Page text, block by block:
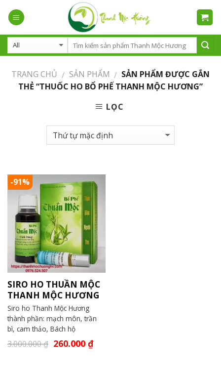
TRANG CHỦ / SẢN PHẨM / SẢN PHẨM ĐƯỢC GẮN
THẺ “THUỐC HO BỔ PHẾ THANH MỘC HƯƠNG”
LỌC
-91%
SIRO HO THUẦN MỘC
THANH MỘC HƯƠNG
Siro ho Thanh Mộc Hương
thành phần: mạch môn, trần
bì, cam thảo, Bách hộ
3.000.000₫ 260.000 ₫